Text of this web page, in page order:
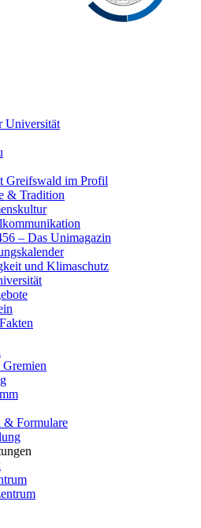
Universität
Greifswald im Profil
& Tradition
– Das Unimagazin
und Klimaschutz
& Formulare